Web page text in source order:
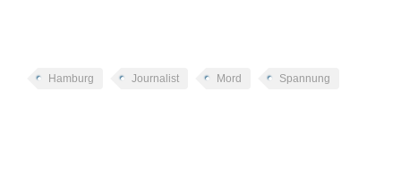
Hamburg Journalist Mord Spannung